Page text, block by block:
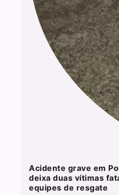
Acidente grave em
deixa duas vítimas
equipes de resgate